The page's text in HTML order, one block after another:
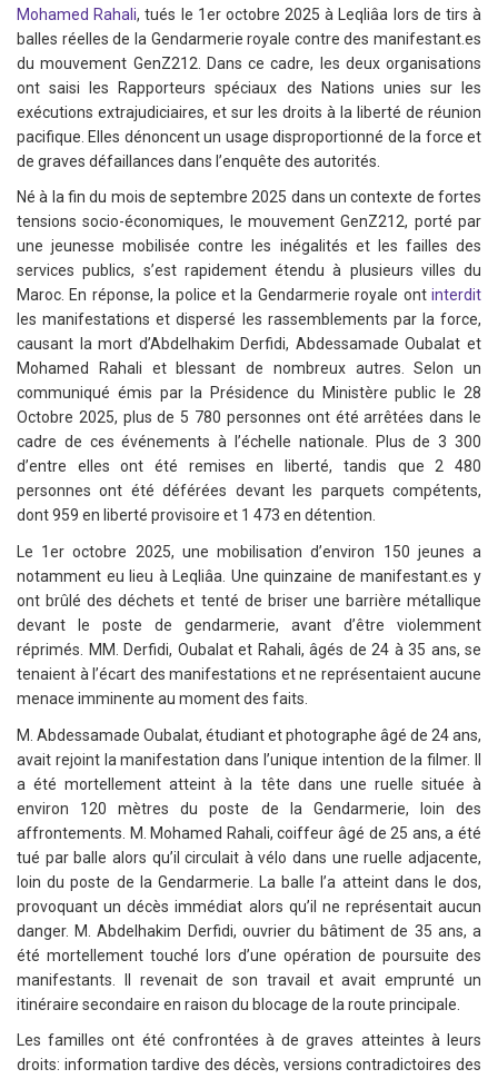
Mohamed Rahali, tués le 1er octobre 2025 à Leqliâa lors de tirs à
balles réelles de la Gendarmerie royale contre des manifestant.es
du mouvement GenZ212. Dans ce cadre, les deux organisations
ont saisi les Rapporteurs spéciaux des Nations unies sur les
exécutions extrajudiciaires, et sur les droits à la liberté de réunion
pacifique. Elles dénoncent un usage disproportionné de la force et
de graves défaillances dans l’enquête des autorités.
Né à la fin du mois de septembre 2025 dans un contexte de fortes
tensions socio-économiques, le mouvement GenZ212, porté par
une jeunesse mobilisée contre les inégalités et les failles des
services publics, s’est rapidement étendu à plusieurs villes du
Maroc. En réponse, la police et la Gendarmerie royale ont interdit
les manifestations et dispersé les rassemblements par la force,
causant la mort d’Abdelhakim Derfidi, Abdessamade Oubalat et
Mohamed Rahali et blessant de nombreux autres. Selon un
communiqué émis par la Présidence du Ministère public le 28
Octobre 2025, plus de 5 780 personnes ont été arrêtées dans le
cadre de ces événements à l’échelle nationale. Plus de 3 300
d’entre elles ont été remises en liberté, tandis que 2 480
personnes ont été déférées devant les parquets compétents,
dont 959 en liberté provisoire et 1 473 en détention.
Le 1er octobre 2025, une mobilisation d’environ 150 jeunes a
notamment eu lieu à Leqliâa. Une quinzaine de manifestant.es y
ont brûlé des déchets et tenté de briser une barrière métallique
devant le poste de gendarmerie, avant d’être violemment
réprimés. MM. Derfidi, Oubalat et Rahali, âgés de 24 à 35 ans, se
tenaient à l’écart des manifestations et ne représentaient aucune
menace imminente au moment des faits.
M. Abdessamade Oubalat, étudiant et photographe âgé de 24 ans,
avait rejoint la manifestation dans l’unique intention de la filmer. Il
a été mortellement atteint à la tête dans une ruelle située à
environ 120 mètres du poste de la Gendarmerie, loin des
affrontements. M. Mohamed Rahali, coiffeur âgé de 25 ans, a été
tué par balle alors qu’il circulait à vélo dans une ruelle adjacente,
loin du poste de la Gendarmerie. La balle l’a atteint dans le dos,
provoquant un décès immédiat alors qu’il ne représentait aucun
danger. M. Abdelhakim Derfidi, ouvrier du bâtiment de 35 ans, a
été mortellement touché lors d’une opération de poursuite des
manifestants. Il revenait de son travail et avait emprunté un
itinéraire secondaire en raison du blocage de la route principale.
Les familles ont été confrontées à de graves atteintes à leurs
droits: information tardive des décès, versions contradictoires des